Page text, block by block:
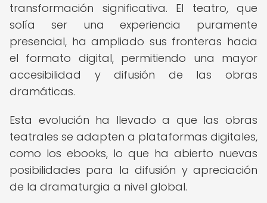
transformación significativa. El teatro, que
solía ser una experiencia puramente
presencial, ha ampliado sus fronteras hacia
el formato digital, permitiendo una mayor
accesibilidad y difusión de las obras
dramáticas.
Esta evolución ha llevado a que las obras
teatrales se adapten a plataformas digitales,
como los ebooks, lo que ha abierto nuevas
posibilidades para la difusión y apreciación
de la dramaturgia a nivel global.